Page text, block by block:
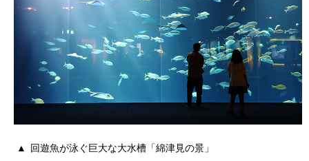
回遊魚が泳ぐ巨大な大水槽「綿津見の景」